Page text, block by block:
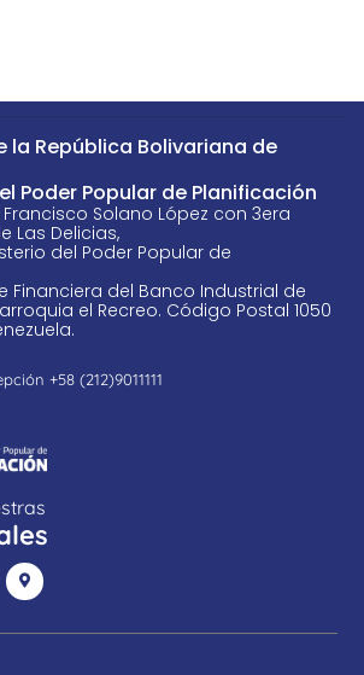
la República Bolivariana de
Poder Popular de Planificación
Francisco Solano López con 3era
Las Delicias,
del Poder Popular de
Financiera del Banco Industrial de
el Recreo. Código Postal 1050
+58 ​(212)9011111